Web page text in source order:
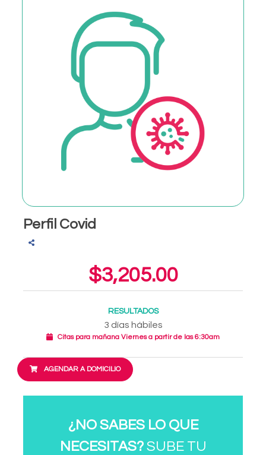
Perfil Covid
$3,205.00
RESULTADOS
3 días hábiles
Citas para mañana Viernes a partir de las 6:30am
AGENDAR A DOMICILIO
¿NO SABES LO QUE
NECESITAS?SUBE TU